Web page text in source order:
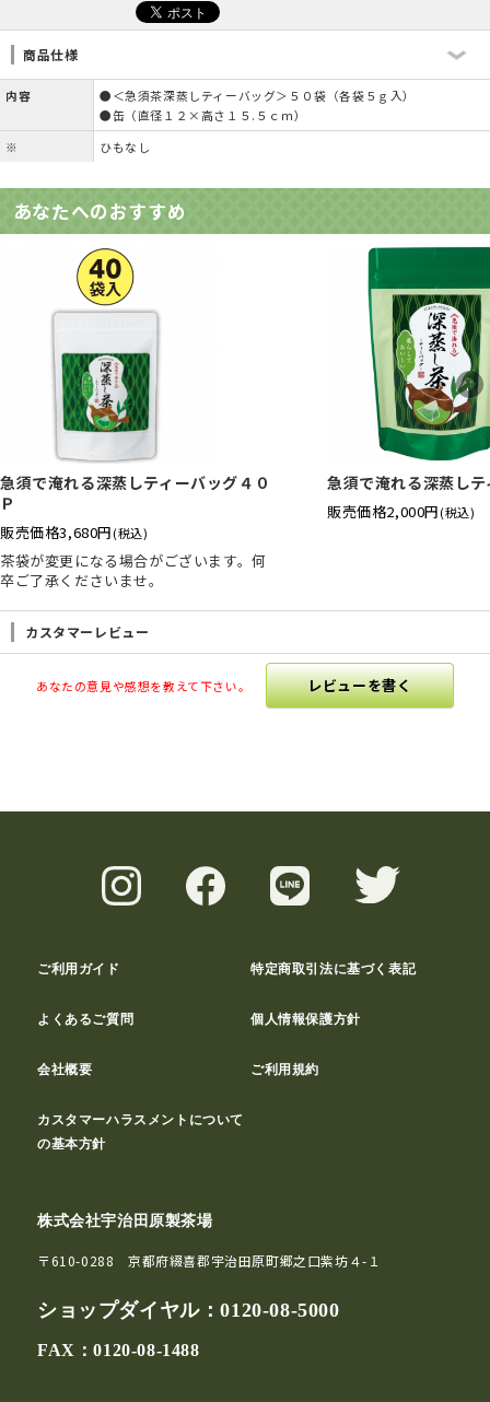
商品仕様
内容
●＜急須茶深蒸しティーバッグ＞５０袋（各袋５ｇ入）
●缶（直径１２×高さ１５.５ｃｍ）
※
ひもなし
あなたへのおすすめ
急須で淹れる深蒸しティーバッグ４０
Ｐ
販売価格3,680円(税込)
茶袋が変更になる場合がございます。何
卒ご了承くださいませ。
急須で淹れる深蒸し
販売価格2,000円(税込)
カスタマーレビュー
あなたの意見や感想を教えて下さい。 レビューを書く
ご利用ガイド 特定商取引法に基づく表記
よくあるご質問 個人情報保護方針
会社概要 ご利用規約
カスタマーハラスメントについて
の基本方針
株式会社宇治田原製茶場
〒610-0288 京都府綴喜郡宇治田原町郷之口紫坊４-１
ショップダイヤル：0120-08-5000
FAX：0120-08-1488